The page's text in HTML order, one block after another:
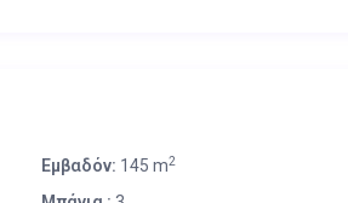
Εμβαδόν: 145 m2